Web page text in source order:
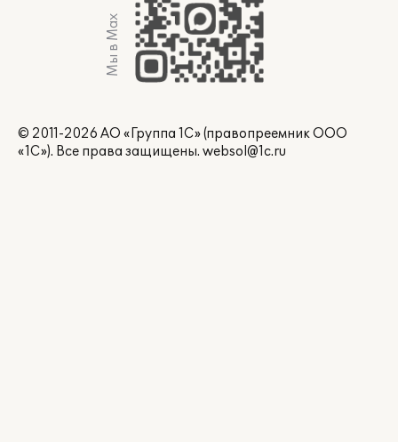
Мы в Max
© 2011-2026 АО «Группа 1С» (правопреемник ООО
«1С»). Все права защищены. websol@1c.ru